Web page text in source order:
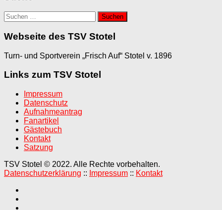
Suchen
nach:
Webseite des TSV Stotel
Turn- und Sportverein „Frisch Auf“ Stotel v. 1896
Links zum TSV Stotel
Impressum
Datenschutz
Aufnahmeantrag
Fanartikel
Gästebuch
Kontakt
Satzung
TSV Stotel © 2022. Alle Rechte vorbehalten.
Datenschutzerklärung :: Impressum :: Kontakt